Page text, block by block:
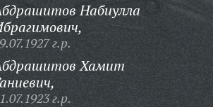
Набиулла
г.р.
Хамит
г.р.